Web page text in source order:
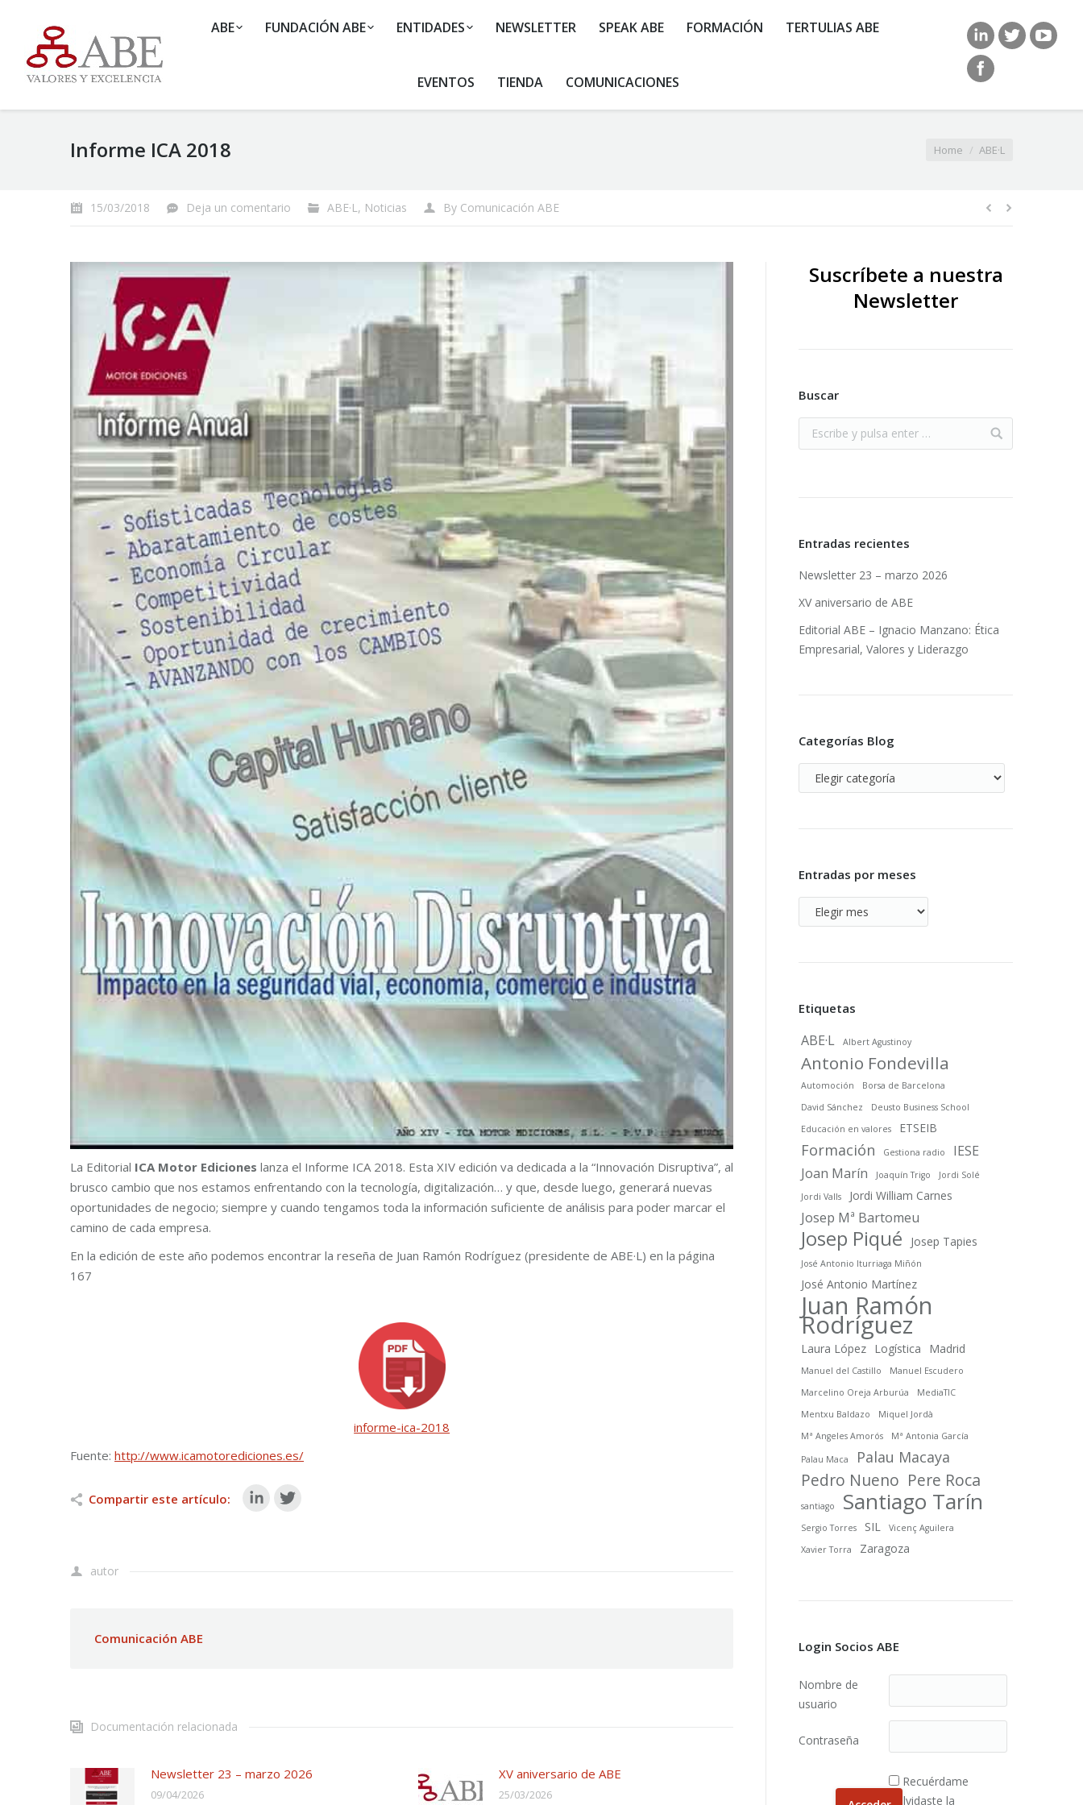
ABE FUNDACIÓN ABE ENTIDADES NEWSLETTER SPEAK ABE FORMACIÓN TERTULIAS ABE
EVENTOS TIENDA COMUNICACIONES
Informe ICA 2018 Home ABE·L
15/03/2018 Deja un comentario ABE·L, Noticias By Comunicación ABE
La Editorial ICA Motor Ediciones lanza el Informe ICA 2018. Esta XIV edición va dedicada a la “Innovación Disruptiva”, al
brusco cambio que nos estamos enfrentando con la tecnología, digitalización… y que, desde luego, generará nuevas
oportunidades de negocio; siempre y cuando tengamos toda la información suficiente de análisis para poder marcar el
camino de cada empresa.
En la edición de este año podemos encontrar la reseña de Juan Ramón Rodríguez (presidente de ABE·L) en la página
167
informe-ica-2018
Fuente: http://www.icamotorediciones.es/
Compartir este artículo:
autor
Comunicación ABE
Documentación relacionada
Newsletter 23 – marzo 2026
09/04/2026
XV aniversario de ABE
25/03/2026
Suscríbete a nuestra
Newsletter
Buscar
Entradas recientes
Newsletter 23 – marzo 2026
XV aniversario de ABE
Editorial ABE – Ignacio Manzano: Ética
Empresarial, Valores y Liderazgo
Categorías Blog
Categorías
Blog
Entradas por meses
Entradas
por
Etiquetas
ABE·L Albert Agustinoy
Antonio Fondevilla
Automoción
Borsa de Barcelona
David Sánchez
Deusto Business School
Educación en valores
ETSEIB
Formación Gestiona radio
IESE
Joan Marín
Joaquín Trigo
Jordi Solé
Jordi Valls
Jordi William Carnes
Josep Mª Bartomeu
Josep Piqué Josep Tapies
José Antonio Iturriaga Miñón
José Antonio Martínez
Juan Ramón
Rodríguez
Laura López Logística Madrid
Manuel del Castillo
Manuel Escudero
Marcelino Oreja Arburúa
MediaTIC
Mentxu Baldazo
Miquel Jordà
Mª Angeles Amorós
Mª Antonia García
Palau Maca Palau Macaya
Pedro Nueno Pere Roca
santiago Santiago Tarín
Sergio Torres SIL
Vicenç Aguilera
Xavier Torra
Zaragoza
Login Socios ABE
Nombre de
usuario
Contraseña
Recuérdame
¿Olvidaste la